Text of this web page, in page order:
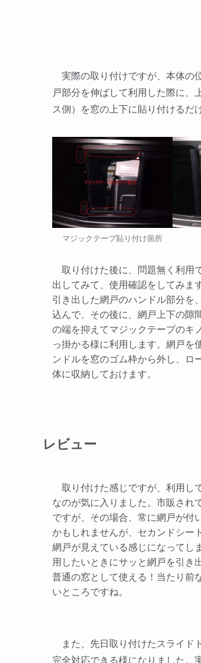
実際の取り付けですが、本体の
戸部分を伸ばして利用した際に、
ス側）を窓の上下に貼り付けるだ
マジックテープ貼り付け箇所
取り付けた後に、問題無く利用
出してみて、使用確認をしてみま
引き出した網戸のハンドル部分を
込んで、その後に、網戸上下の隙
の端を抑えてマジックテープのキ
っ掛かる様に利用します。網戸を
ンドルを窓のゴム枠から外し、ロ
体に収納しておけます。
レビュー
取り付けた感じですが、利用し
なのが気に入りました。市販され
ですが、その場合、常に網戸が付
かもしれませんが、セカンドシー
網戸が見えている感じになってし
用したいときにサッと網戸を引き
普通の窓として使える！当たり前
いところですね。
また、先日取り付けたスライド
完全対応できる様になりました。